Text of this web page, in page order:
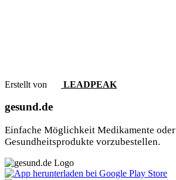
Erstellt von LEADPEAK
gesund.de
Einfache Möglichkeit Medikamente oder
Gesundheitsprodukte vorzubestellen.